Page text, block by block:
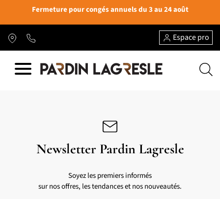
Fermeture pour congés annuels du 3 au 24 août
Espace pro
Newsletter Pardin Lagresle
Soyez les premiers informés
sur nos offres, les tendances et nos nouveautés.